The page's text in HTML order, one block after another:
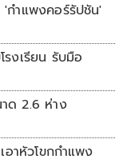
'กำแพงคอร์รัปชัน'
งเรียน รับมือ
าด 2.6 ห่าง
อาหัวโขกกำแพง